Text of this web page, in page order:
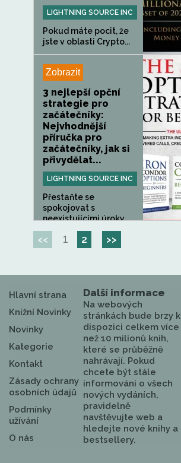
LIGHTNING SOURCE INC
Pokud máte pocit, že
jste v oblasti Crypto...
Zobrazit
3 nejlepší opční
strategie pro
začátečníky:
Nejvhodnější
příručka pro
začátečníky, jak si
přivydělat...
LIGHTNING SOURCE INC
Přestaňte se
spokojovat s
neexistujícími úroky
na...
<< 1 2 >>
Hlavní strana
Knižní Novinky
Novinky
Kategorie
Kontakt
Zásady ochrany
osobních údajů
Podmínky
užívání
O nás
Další informace
Na webových
stránkách bude brzy k
dispozici celkem více
než 10 milionů knih,
které se průběžně
nahrávají. Pokud
chcete být stále
informováni o všech
nových vydáních,
pravidelně
navštěvujte web a
hledejte nové knihy a
bestsellery.